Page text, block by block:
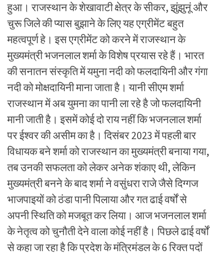
हुआ। राजस्थान के शेखावाटी क्षेत्र के सीकर, झुंझुनूं और
चुरू जिले की प्यास बुझाने के लिए यह एग्रीमेंट बहुत
महत्वपूर्ण हे। इस एग्रीमेंट को करने में राजस्थान के
मुख्यमंत्री भजनलाल शर्मा के विशेष प्रयास रहे हैं। भारत
की सनातन संस्कृति में यमुना नदी को फलदायिनी और गंगा
नदी को मोक्षदायिनी माना जाता है। यानी सीएम शर्मा
राजस्थान में अब युमना का पानी ला रहे है जो फलदायिनी
मानी जाती है। इसमें कोई दो राय नहीं कि भजनलाल शर्मा
पर ईश्वर की असीम का है। दिसंबर 2023 में पहली बार
विधायक बने शर्मा को राजस्थान का मुख्यमंत्री बनाया गया,
तब उनकी सफलता को लेकर अनेक शंकाए थी, लेकिन
मुख्यमंत्री बनने के बाद शर्मा ने वसुंधरा राजे जैसे दिग्गज
भाजपाइयों को ठंडा पानी पिलाया और गत ढाई वर्षों से
अपनी स्थिति को मजबूत कर लिया। आज भजनलाल शर्मा
के नेतृत्व को चुनौती देने वाला कोई नहीं है। पिछले ढाई वर्षों
से कहा जा रहा है कि प्रदेश के मंत्रिमंडल के 6 रिक्त पदों